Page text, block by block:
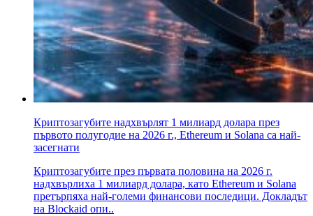
Криптозагубите надхвърлят 1 милиард долара през
първото полугодие на 2026 г., Ethereum и Solana са най-
засегнати
Криптозагубите през първата половина на 2026 г.
надхвърлиха 1 милиард долара, като Ethereum и Solana
претърпяха най-големи финансови последици. Докладът
на Blockaid опи..